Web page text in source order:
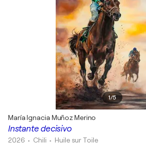
1/5
Instante decisivo
María Ignacia Muñoz Merino
2026 • Chili • Huile sur Toile